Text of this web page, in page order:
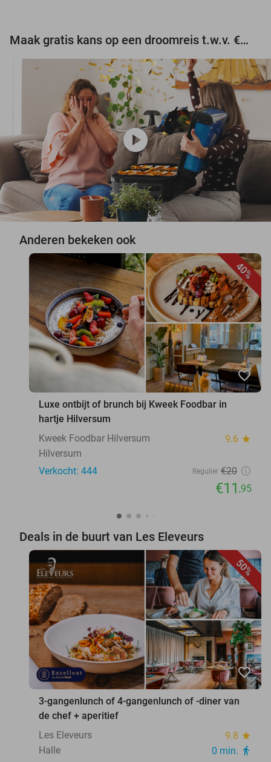
Maak gratis kans op een droomreis t.w.v. €3.000!
play_circle
Anderen bekeken ook
40%
favorite_border
Luxe ontbijt of brunch bij Kweek Foodbar in
hartje Hilversum
Kweek Foodbar Hilversum
9.6 star
Hilversum
Verkocht: 444
Regulier €20
€11 ,95
Deals in de buurt van Les Eleveurs
50%
favorite_border
3-gangenlunch of 4-gangenlunch of -diner van
de chef + aperitief
Les Eleveurs
9.8 star
Halle 0 min. directions_walk